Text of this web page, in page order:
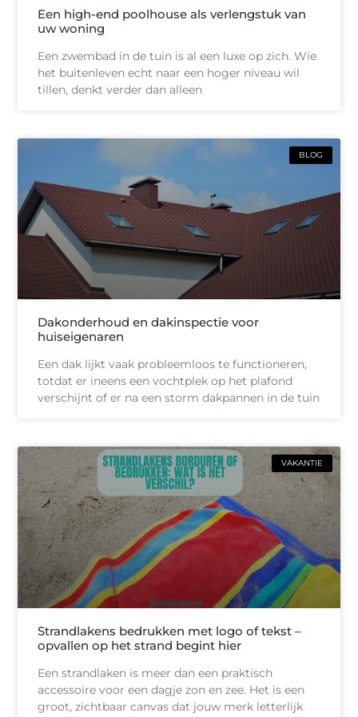
Een high-end poolhouse als verlengstuk van
uw woning
Een zwembad in de tuin is al een luxe op zich. Wie
het buitenleven echt naar een hoger niveau wil
tillen, denkt verder dan alleen
BLOG
Dakonderhoud en dakinspectie voor
huiseigenaren
Een dak lijkt vaak probleemloos te functioneren,
totdat er ineens een vochtplek op het plafond
verschijnt of er na een storm dakpannen in de tuin
VAKANTIE
Strandlakens bedrukken met logo of tekst –
opvallen op het strand begint hier
Een strandlaken is meer dan een praktisch
accessoire voor een dagje zon en zee. Het is een
groot, zichtbaar canvas dat jouw merk letterlijk